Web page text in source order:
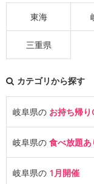
東海
三重県
カテゴリから探す
岐阜県の お持ち帰り
岐阜県の 食べ放題あ
岐阜県の 1月開催